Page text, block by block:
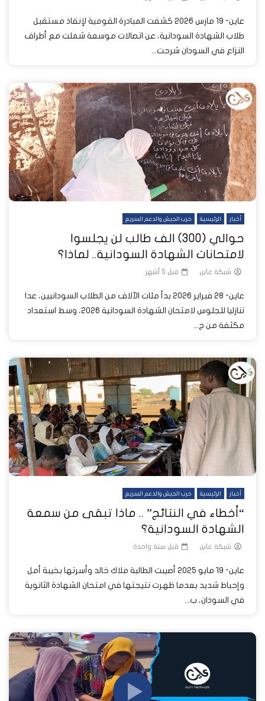
عاين- 19 مارس 2026 كشفت المبادرة القومية لإنقاذ مستقبل
طلاب الشهادة السودانية، عن اتصالات موسعة شملت مع أطراف
النزاع في السودان شرحت...
أخبار الرئيسية حرب الجيش والدعم السريع
حوالي (300) الف طالب لن يجلسوا
لامتحانات الشهادة السودانية.. لماذا؟
شبكة عاين قبل 5 أشهر
عاين- 28 فبراير 2026 بدأ مئات الآلاف من الطلاب السودانيين، عدا
تنازليا للجلوس لامتحان الشهادة السودانية 2026، وسط استعداد
مكثفة من ج...
أخبار الرئيسية حرب الجيش والدعم السريع
“أخطاء في النتائج” .. ماذا تبقى من سمعة
الشهادة السودانية؟
شبكة عاين قبل سنة واحدة
عاين- 19 مايو 2025 أصيبت الطالبة ملاك خالد وأسرتها بخيبة أمل
وإحباط شديد بعدما ظهرت نتيجتها في امتحان الشهادة الثانوية
في السودان، ب...